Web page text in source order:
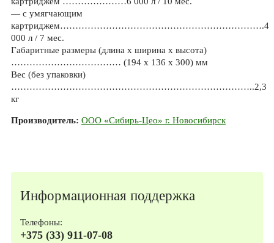
— с умягчающим
картриджем………………………………………………………….4
000 л / 7 мес.
Габаритные размеры (длина х ширина х высота)
……………………………… (194 х 136 х 300) мм
Вес (без упаковки)
……………………………………………………………………..2,3
кг
Производитель: ООО «Сибирь-Цео» г. Новосибирск
Информационная поддержка
Телефоны:
+375 (33) 911-07-08